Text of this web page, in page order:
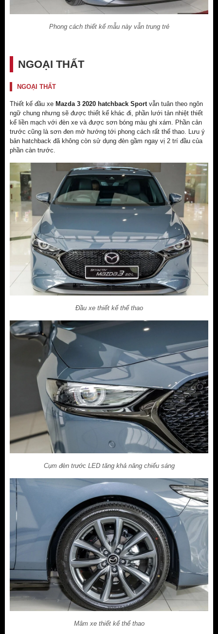
Phong cách thiết kế mẫu này vẫn trung trẻ
NGOẠI THẤT
NGOẠI THẤT
Thiết kế đầu xe Mazda 3 2020 hatchback Sportvẫn tuân theo ngôn
ngữ chung nhưng sẽ được thiết kế khác đi, phần lưới tản nhiệt thiết
kế liền mạch với đèn xe và được sơn bóng màu ghi xám. Phần cản
trước cũng là sơn đen mờ hướng tới phong cách rất thể thao. Lưu ý
bản hatchback đã không còn sử dụng đèn gầm ngay vị 2 trí đầu của
phần càn trước.
Đầu xe thiết kế thể thao
Cụm đèn trước LED tăng khả năng chiếu sáng
Mâm xe thiết kế thể thao